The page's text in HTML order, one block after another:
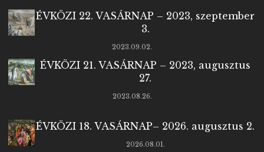
ÉVKÖZI 22. VASÁRNAP – 2023, szeptember
3.
2023.09.02.
ÉVKÖZI 21. VASÁRNAP – 2023, augusztus
27.
2023.08.26.
ÉVKÖZI 18. VASÁRNAP– 2026. augusztus 2.
2026.08.01.